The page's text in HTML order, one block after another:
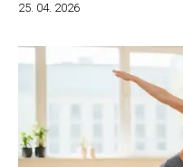
25. 04. 2026